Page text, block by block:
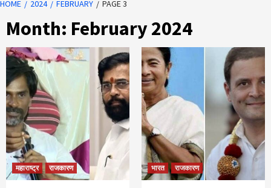
HOME 2024 FEBRUARY PAGE 3
Month: February 2024
महाराष्ट्र राजकारण भारत राजकारण